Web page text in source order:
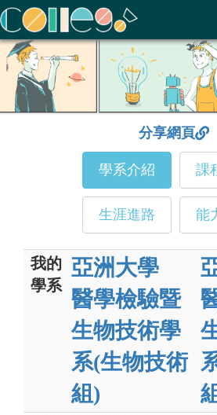
ColleGo! 大學選才與高中育才輔助系統
分享網頁
學系介紹 課
生涯進路 能
我的
學系
亞洲大學
醫學檢驗暨
生物技術學
系(生物技術
組)